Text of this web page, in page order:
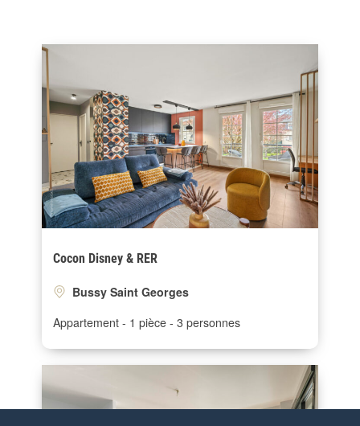
Cocon Disney & RER
Bussy Saint Georges
Appartement 1 pièce 3 personnes